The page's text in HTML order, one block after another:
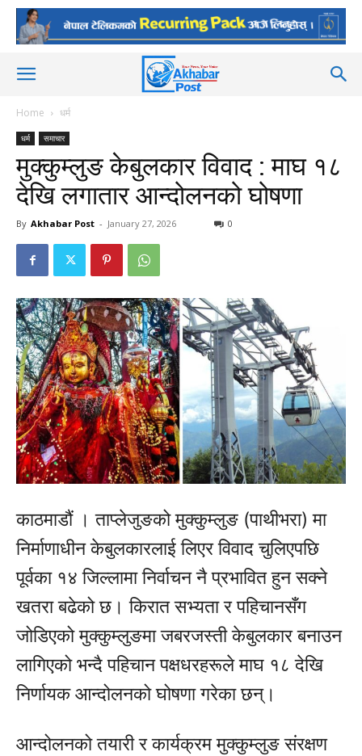
Home धर्म
धर्म समाचार
मुक्कुम्लुङ केबुलकार विवाद : माघ १८
देखि लगातार आन्दोलनको घोषणा
By Akhabar Post - January 27, 2026 0
काठमाडौं । ताप्लेजुङको मुक्कुम्लुङ (पाथीभरा) मा
निर्माणाधीन केबुलकारलाई लिएर विवाद चुलिएपछि
पूर्वका १४ जिल्लामा निर्वाचन नै प्रभावित हुन सक्ने
खतरा बढेको छ। किरात सभ्यता र पहिचानसँग
जोडिएको मुक्कुम्लुङमा जबरजस्ती केबुलकार बनाउन
लागिएको भन्दै पहिचान पक्षधरहरूले माघ १८ देखि
निर्णायक आन्दोलनको घोषणा गरेका छन्।
आन्दोलनको तयारी र कार्यक्रम मुक्कुम्लुङ संरक्षण